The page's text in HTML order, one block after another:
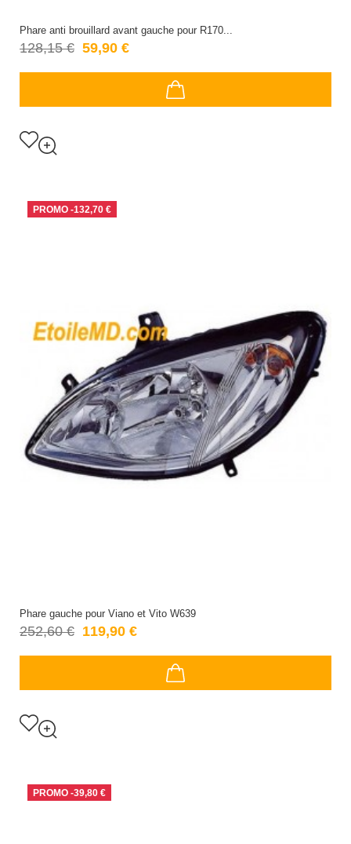
Phare anti brouillard avant gauche pour R170...
128,15 € 59,90 €
PROMO -132,70 €
Phare gauche pour Viano et Vito W639
252,60 € 119,90 €
PROMO -39,80 €